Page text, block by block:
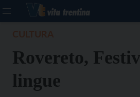
Rovereto,
lingue